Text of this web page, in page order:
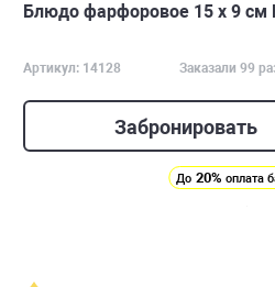
Блюдо фарфоровое 15 х 9 см
Артикул: 14128 Заказали 99
Забронировать
До 20% оплата